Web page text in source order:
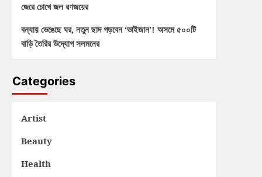
জেরে চোখে জল রণজয়ের
বন্যায় ভেঙেছে ঘর, নতুন ছাদ গড়বেন ‘ভাইজান’! অসমে ৫০০টি
বাড়ি তৈরির উদ্যোগ সলমনের
Categories
Artist
Beauty
Health